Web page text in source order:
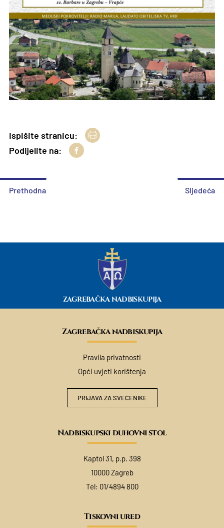
Ispišite stranicu:
Podijelite na:
Prethodna Sljedeća
ZAGREBAČKA NADBISKUPIJA
Zagrebačka nadbiskupija
Pravila privatnosti
Opći uvjeti korištenja
PRIJAVA ZA SVEĆENIKE
Nadbiskupski duhovni stol
Kaptol 31, p.p. 398
10000 Zagreb
Tel: 01/4894 800
Tiskovni ured